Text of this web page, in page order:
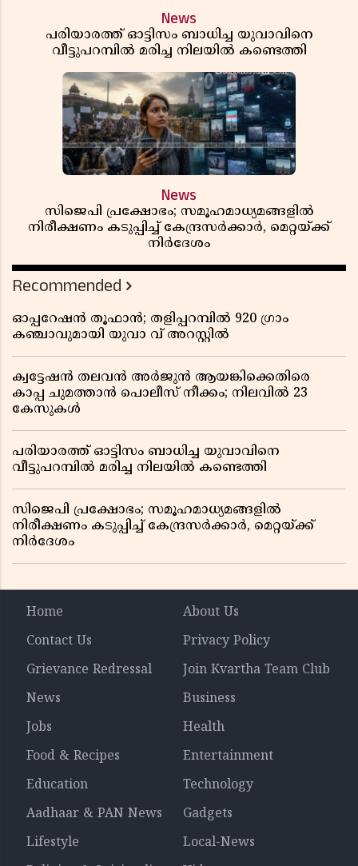
News
പരിയാരത്ത് ഓട്ടിസം ബാധിച്ച യുവാവിനെ
വീട്ടുപറമ്പിൽ മരിച്ച നിലയിൽ കണ്ടെത്തി
News
സിജെപി പ്രക്ഷോഭം; സമൂഹമാധ്യമങ്ങളിൽ
നിരീക്ഷണം കടുപ്പിച്ച് കേന്ദ്രസർക്കാർ, മെറ്റയ്ക്ക്
നിർദേശം
Recommended
ഓപ്പറേഷൻ തൂഫാൻ; തളിപ്പറമ്പിൽ 920 ഗ്രാം
കഞ്ചാവുമായി യുവാ വ് അറസ്റ്റിൽ
ക്വട്ടേഷൻ തലവൻ അർജുൻ ആയങ്കിക്കെതിരെ
കാപ്പ ചുമത്താൻ പൊലീസ് നീക്കം; നിലവിൽ 23
കേസുകൾ
പരിയാരത്ത് ഓട്ടിസം ബാധിച്ച യുവാവിനെ
വീട്ടുപറമ്പിൽ മരിച്ച നിലയിൽ കണ്ടെത്തി
സിജെപി പ്രക്ഷോഭം; സമൂഹമാധ്യമങ്ങളിൽ
നിരീക്ഷണം കടുപ്പിച്ച് കേന്ദ്രസർക്കാർ, മെറ്റയ്ക്ക്
നിർദേശം
Home
About Us
Contact Us
Privacy Policy
Grievance Redressal
Join Kvartha Team Club
News
Business
Jobs
Health
Food & Recipes
Entertainment
Education
Technology
Aadhaar & PAN News
Gadgets
Lifestyle
Local-News